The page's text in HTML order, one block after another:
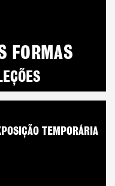
FORMAS
TEMPORÁRIA